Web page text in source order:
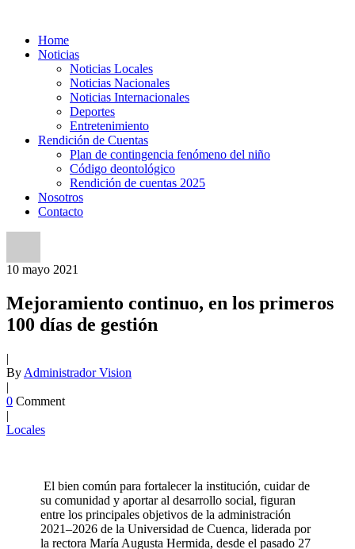
Home
Noticias
Noticias Locales
Noticias Nacionales
Noticias Internacionales
Deportes
Entretenimiento
Rendición de Cuentas
Plan de contingencia fenómeno del niño
Código deontológico
Rendición de cuentas 2025
Nosotros
Contacto
10 mayo 2021
Mejoramiento continuo, en los primeros
100 días de gestión
|
By Administrador Vision
|
0 Comment
|
Locales
El bien común para fortalecer la institución, cuidar de
su comunidad y aportar al desarrollo social, figuran
entre los principales objetivos de la administración
2021–2026 de la Universidad de Cuenca, liderada por
la rectora María Augusta Hermida, desde el pasado 27